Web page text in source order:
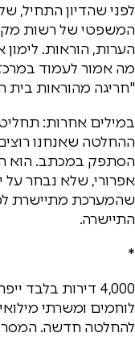
לפני שהדיון התחיל,
המשפטי של רשות
הערות, הוראות. לימון
מה אמור לעמוד
"חריגה מהוראות
במילים אחרות:
ההחלטה שאנחנו
הסתפק במכתב. הוא
אפרורי, שלא נבחר על
שהמערכת מתיישרת
התיישרה.
*
4,000 דירות
לוחמים ומשרתי
להחלטה חדשה. המסר